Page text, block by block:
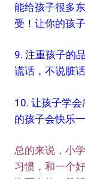
能给孩子很多
受！让你的孩
9. 注重孩子的
谎话，不说脏话
10. 让孩子学
的孩子会快乐
总的来说，小
习惯，和一个